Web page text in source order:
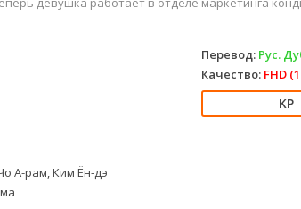
Перевод: Рус.
Качество: FHD
А-рам, Ким Ён-дэ